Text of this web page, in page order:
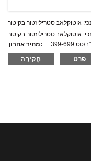
מחיר אחרון:
סט
מספר דגם.:AMPS07
משקל נטו: ק"ג
חֲקִירָה פרט